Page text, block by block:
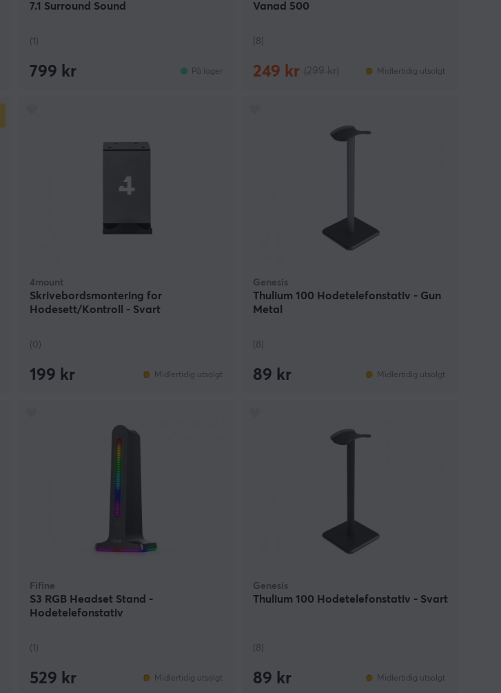
7.1 Surround Sound
(1)
799 kr På lager
Vanad 500
(8)
249 kr Midlertidig utsolgt
4mount
Skrivebordsmontering for
Hodesett/Kontroll - Svart
(0)
199 kr Midlertidig utsolgt
Genesis
Thulium 100 Hodetelefonstativ - Gun
Metal
(8)
89 kr Midlertidig utsolgt
Fifine
S3 RGB Headset Stand -
Hodetelefonstativ
(1)
529 kr Midlertidig utsolgt
Genesis
Thulium 100 Hodetelefonstativ - Svart
(8)
89 kr Midlertidig utsolgt